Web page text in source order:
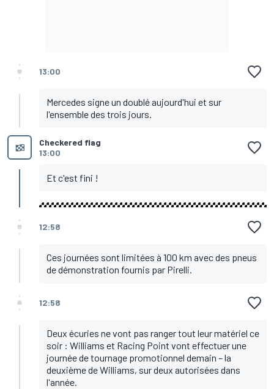
13:00
Mercedes signe un doublé aujourd'hui et sur
l'ensemble des trois jours.
Checkered flag
13:00
Et c'est fini !
12:58
Ces journées sont limitées à 100 km avec des pneus
de démonstration fournis par Pirelli.
12:58
Deux écuries ne vont pas ranger tout leur matériel ce
soir : Williams et Racing Point vont effectuer une
journée de tournage promotionnel demain – la
deuxième de Williams, sur deux autorisées dans
l'année.